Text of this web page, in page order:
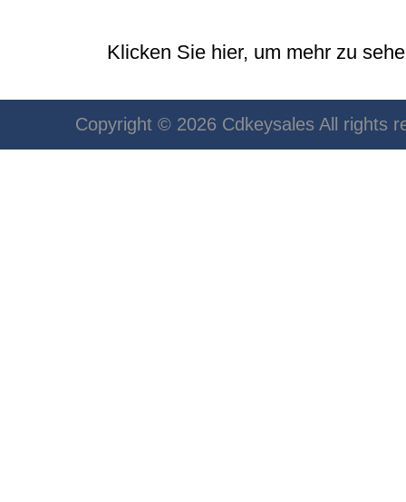
Klicken Sie hier, um mehr zu
Copyright © 2026 Cdkeysales All rights